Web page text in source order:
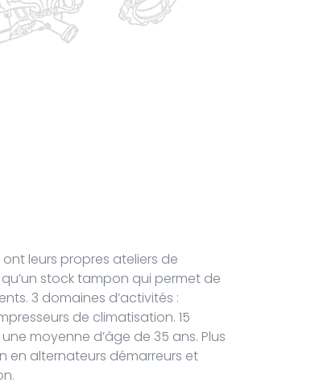
ont leurs propres ateliers de
stock tampon qui permet de
3 domaines d’activités :
de climatisation. 15
moyenne d’âge de 35 ans. Plus
en alternateurs démarreurs et